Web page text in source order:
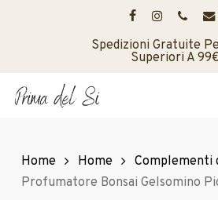
facebookinstagramphone
Spedizioni Gratuite
Superiori A
Home Home
Complementi
Profumatore Bonsai Gelsomino